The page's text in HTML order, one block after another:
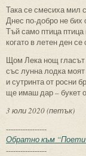
Така се смесиха мил
Днес по-добро не бих
Тъй само птица птица
когато в летен ден се
Щом Лека нощ гласът
със лунна лодка
и сутринта от росни
ще имаш дар – букет
3 юли 2020 (петък)
-----------------
Обратно към
-----------------